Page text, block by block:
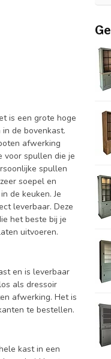
is een grote hoge
de bovenkast.
afwerking
voor spullen die je
spullen
soepel en
de keuken. Je
leverbaar. Deze
het beste bij je
uitvoeren.
en is leverbaar
als dressoir
afwerking. Het is
te bestellen.
kast in een